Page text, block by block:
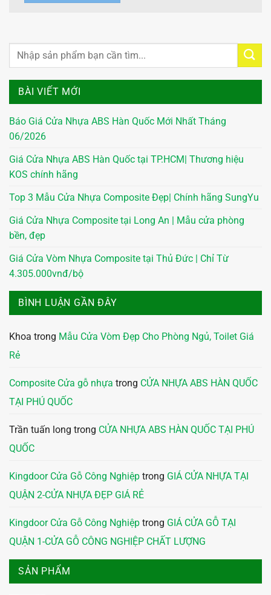
BÀI VIẾT MỚI
Báo Giá Cửa Nhựa ABS Hàn Quốc Mới Nhất Tháng
06/2026
Giá Cửa Nhựa ABS Hàn Quốc tại TP.HCM| Thương hiệu
KOS chính hãng
Top 3 Mẫu Cửa Nhựa Composite Đẹp| Chính hãng SungYu
Giá Cửa Nhựa Composite tại Long An | Mẫu cửa phòng
bền, đẹp
Giá Cửa Vòm Nhựa Composite tại Thủ Đức | Chỉ Từ
4.305.000vnđ/bộ
BÌNH LUẬN GẦN ĐÂY
Khoa trong Mẫu Cửa Vòm Đẹp Cho Phòng Ngủ, Toilet Giá
Rẻ
Composite Cửa gỗ nhựa trong CỬA NHỰA ABS HÀN QUỐC
TẠI PHÚ QUỐC
Trần tuấn long trong CỬA NHỰA ABS HÀN QUỐC TẠI PHÚ
QUỐC
Kingdoor Cửa Gỗ Công Nghiệp trong GIÁ CỬA NHỰA TẠI
QUẬN 2-CỬA NHỰA ĐẸP GIÁ RẺ
Kingdoor Cửa Gỗ Công Nghiệp trong GIÁ CỬA GỖ TẠI
QUẬN 1-CỬA GỖ CÔNG NGHIỆP CHẤT LƯỢNG
SẢN PHẨM